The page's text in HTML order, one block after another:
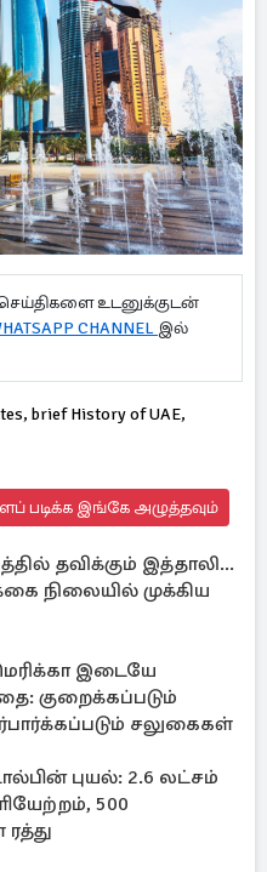
செய்திகளை உடனுக்குடன்
CHANNEL இல்
brief History of UAE,
படிக்க இங்கே அழுத்தவும்
தவிக்கும் இத்தாலி...
நிலையில் முக்கிய
இடையே
குறைக்கப்படும்
சலுகைகள்
புயல்: 2.6 லட்சம்
500